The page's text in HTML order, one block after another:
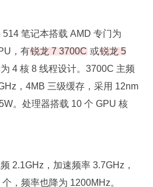
笔记本搭载 AMD 专门为
，有锐龙 7 3700C 或锐龙 5
4 核 8 线程设计。3700C 主频
，4MB 三级缓存，采用 12nm
。处理器搭载 10 个 GPU 核
2.1GHz，加速频率 3.7GHz，
，频率也降为 1200MHz。